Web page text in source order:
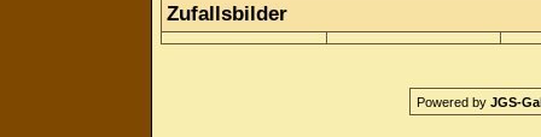
Zufallsbilder
Powered by JGS-